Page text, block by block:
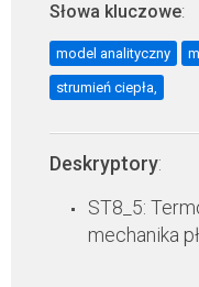
Słowa kluczowe:
model analityczny
strumień ciepła,
Deskryptory:
ST8_5:
mechanika